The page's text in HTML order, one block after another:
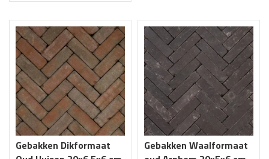
Gebakken Dikformaat
Gebakken Waalformaat